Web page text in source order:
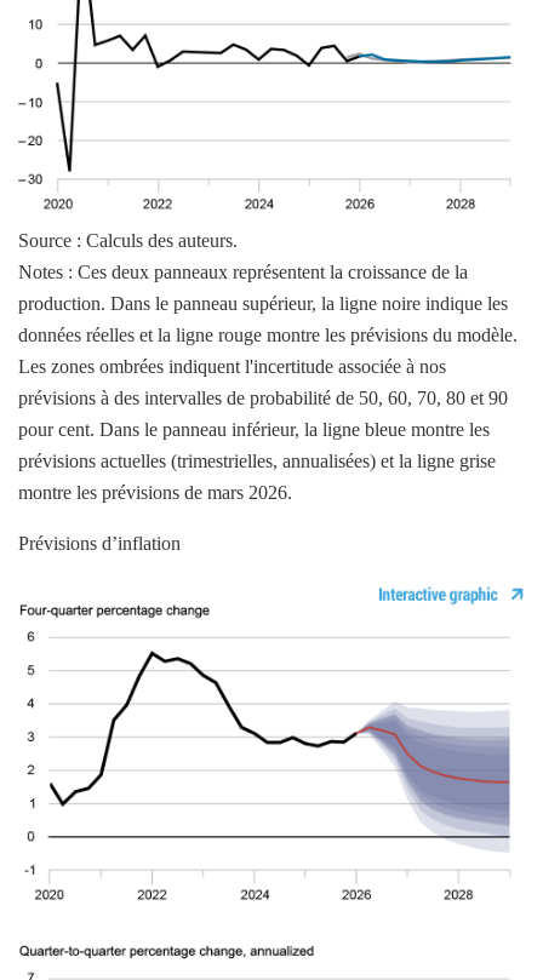
Source : Calculs des auteurs.
Notes : Ces deux panneaux représentent la croissance de la
production. Dans le panneau supérieur, la ligne noire indique les
données réelles et la ligne rouge montre les prévisions du modèle.
Les zones ombrées indiquent l'incertitude associée à nos
prévisions à des intervalles de probabilité de 50, 60, 70, 80 et 90
pour cent. Dans le panneau inférieur, la ligne bleue montre les
prévisions actuelles (trimestrielles, annualisées) et la ligne grise
montre les prévisions de mars 2026.
Prévisions d’inflation